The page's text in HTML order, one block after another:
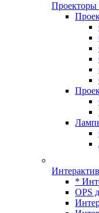
Проекторы
*
OPS